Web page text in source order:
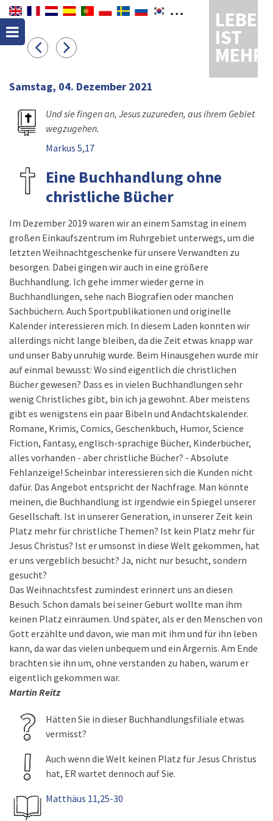
LEBEN
IST
MEHR
Samstag, 04. Dezember 2021
Und sie fingen an, Jesus zuzureden, aus ihrem Gebiet
wegzugehen.
Markus 5,17
Eine Buchhandlung ohne
christliche Bücher
Im Dezember 2019 waren wir an einem Samstag in einem
großen Einkaufszentrum im Ruhrgebiet unterwegs, um die
letzten Weihnachtgeschenke für unsere Verwandten zu
besorgen. Dabei gingen wir auch in eine größere
Buchhandlung. Ich gehe immer wieder gerne in
Buchhandlungen, sehe nach Biografien oder manchen
Sachbüchern. Auch Sportpublikationen und originelle
Kalender interessieren mich. In diesem Laden konnten wir
allerdings nicht lange bleiben, da die Zeit etwas knapp war
und unser Baby unruhig wurde. Beim Hinausgehen wurde mir
auf einmal bewusst: Wo sind eigentlich die christlichen
Bücher gewesen? Dass es in vielen Buchhandlungen sehr
wenig Christliches gibt, bin ich ja gewohnt. Aber meistens
gibt es wenigstens ein paar Bibeln und Andachtskalender.
Romane, Krimis, Comics, Geschenkbuch, Humor, Science
Fiction, Fantasy, englisch-sprachige Bücher, Kinderbücher,
alles vorhanden - aber christliche Bücher? - Absolute
Fehlanzeige! Scheinbar interessieren sich die Kunden nicht
dafür. Das Angebot entspricht der Nachfrage. Man könnte
meinen, die Buchhandlung ist irgendwie ein Spiegel unserer
Gesellschaft. Ist in unserer Generation, in unserer Zeit kein
Platz mehr für christliche Themen? Ist kein Platz mehr für
Jesus Christus? Ist er umsonst in diese Welt gekommen, hat
er uns vergeblich besucht? Ja, nicht nur besucht, sondern
gesucht?
Das Weihnachtsfest zumindest erinnert uns an diesen
Besuch. Schon damals bei seiner Geburt wollte man ihm
keinen Platz einräumen. Und später, als er den Menschen von
Gott erzählte und davon, wie man mit ihm und für ihn leben
kann, da war das vielen unbequem und ein Ärgernis. Am Ende
brachten sie ihn um, ohne verstanden zu haben, warum er
eigentlich gekommen war.
Martin Reitz
Hätten Sie in dieser Buchhandlungsfiliale etwas
vermisst?
Auch wenn die Welt keinen Platz für Jesus Christus
hat, ER wartet dennoch auf Sie.
Matthäus 11,25-30